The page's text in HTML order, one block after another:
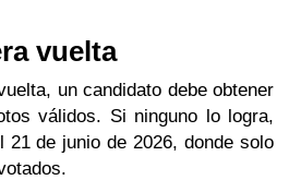
vuelta
un candidato debe obtener
válidos. Si ninguno lo logra,
21 de junio de 2026, donde solo